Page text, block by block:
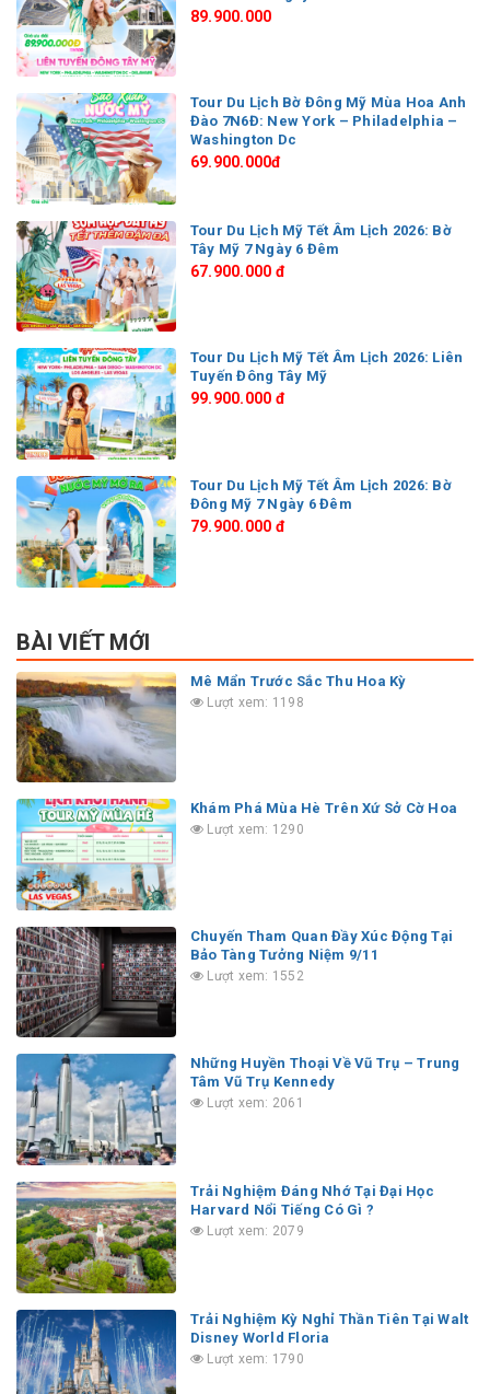
89.900.000
Tour Du Lịch Bờ Đông Mỹ Mùa Hoa Anh
Đào 7N6Đ: New York – Philadelphia –
Washington Dc
69.900.000đ
Tour Du Lịch Mỹ Tết Âm Lịch 2026: Bờ
Tây Mỹ 7 Ngày 6 Đêm
67.900.000 đ
Tour Du Lịch Mỹ Tết Âm Lịch 2026: Liên
Tuyến Đông Tây Mỹ
99.900.000 đ
Tour Du Lịch Mỹ Tết Âm Lịch 2026: Bờ
Đông Mỹ 7 Ngày 6 Đêm
79.900.000 đ
BÀI VIẾT MỚI
Mê Mẩn Trước Sắc Thu Hoa Kỳ
Lượt xem: 1198
Khám Phá Mùa Hè Trên Xứ Sở Cờ Hoa
Lượt xem: 1290
Chuyến Tham Quan Đầy Xúc Động Tại
Bảo Tàng Tưởng Niệm 9/11
Lượt xem: 1552
Những Huyền Thoại Về Vũ Trụ – Trung
Tâm Vũ Trụ Kennedy
Lượt xem: 2061
Trải Nghiệm Đáng Nhớ Tại Đại Học
Harvard Nổi Tiếng Có Gì ?
Lượt xem: 2079
Trải Nghiệm Kỳ Nghỉ Thần Tiên Tại Walt
Disney World Floria
Lượt xem: 1790